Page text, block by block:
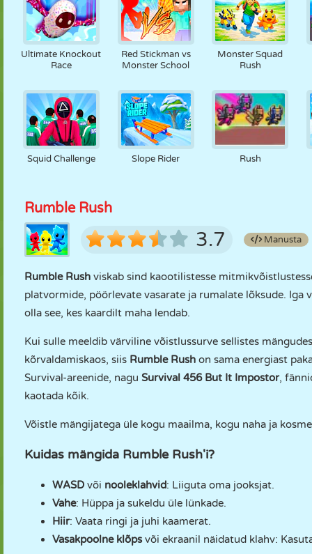
Ultimate Knockout
Race
Red Stickman vs
Monster School
Monster Squad
Rush
Squid Challenge Slope Rider Rush
Rumble Rush
3.7 Manusta
Rumble Rush viskab sind kaootilistesse
platvormide, pöörlevate vasarate ja rumalate lõksude.
olla see, kes kaardilt maha lendab.
Kui sulle meeldib värviline võistlussurve sellistes
kõrvaldamiskaos, siis Rumble Rush on sama energiast
Survival-areenide, nagu Survival 456 But It Impostor,
kaotada kõik.
Võistle mängijatega üle kogu maailma, kogu naha ja
Kuidas mängida Rumble Rush'i?
WASD või nooleklahvid: Liiguta oma jooksjat.
Vahe: Hüppa ja sukeldu üle lünkade.
Hiir: Vaata ringi ja juhi kaamerat.
Vasakpoolne klõpsvõi ekraanil näidatud klahv: